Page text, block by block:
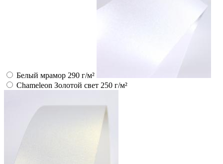
Белый мрамор 290 г/м²
Chameleon Золотой свет 250 г/м²